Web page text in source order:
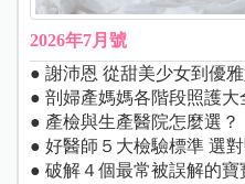
2026年7月號
● 謝沛恩 從甜美少女到優
● 剖婦產媽媽各階段照護大
● 產檢與生產醫院怎麼選？
● 好醫師５大檢驗標準 選
● 破解４個最常被誤解的寶